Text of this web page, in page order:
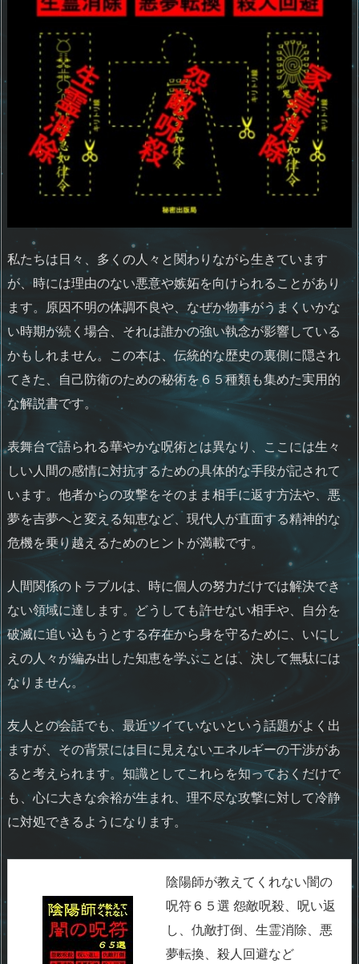
私たちは日々、多くの人々と関わりながら生きています
が、時には理由のない悪意や嫉妬を向けられることがあり
ます。原因不明の体調不良や、なぜか物事がうまくいかな
い時期が続く場合、それは誰かの強い執念が影響している
かもしれません。この本は、伝統的な歴史の裏側に隠され
てきた、自己防衛のための秘術を６５種類も集めた実用的
な解説書です。
表舞台で語られる華やかな呪術とは異なり、ここには生々
しい人間の感情に対抗するための具体的な手段が記されて
います。他者からの攻撃をそのまま相手に返す方法や、悪
夢を吉夢へと変える知恵など、現代人が直面する精神的な
危機を乗り越えるためのヒントが満載です。
人間関係のトラブルは、時に個人の努力だけでは解決でき
ない領域に達します。どうしても許せない相手や、自分を
破滅に追い込もうとする存在から身を守るために、いにし
えの人々が編み出した知恵を学ぶことは、決して無駄には
なりません。
友人との会話でも、最近ツイていないという話題がよく出
ますが、その背景には目に見えないエネルギーの干渉があ
ると考えられます。知識としてこれらを知っておくだけで
も、心に大きな余裕が生まれ、理不尽な攻撃に対して冷静
に対処できるようになります。
陰陽師が教えてくれない闇の
呪符６５選 怨敵呪殺、呪い返
し、仇敵打倒、生霊消除、悪
夢転換、殺人回避など